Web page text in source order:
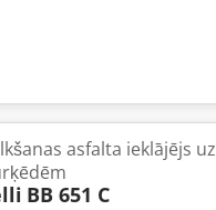
asfalta ieklājējs uz
BB 651 C